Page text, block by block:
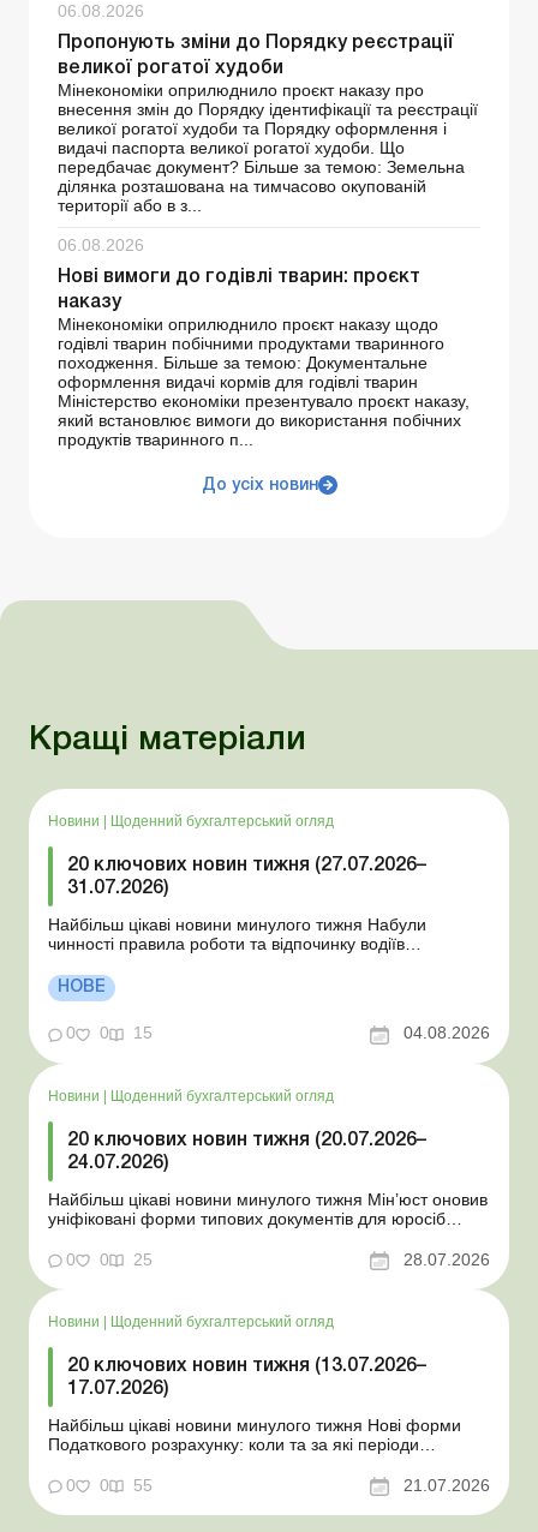
06.08.2026
Пропонують зміни до Порядку реєстрації
великої рогатої худоби
Мінекономіки оприлюднило проєкт наказу про
внесення змін до Порядку ідентифікації та реєстрації
великої рогатої худоби та Порядку оформлення і
видачі паспорта великої рогатої худоби. Що
передбачає документ? Більше за темою: Земельна
ділянка розташована на тимчасово окупованій
території або в з...
06.08.2026
Нові вимоги до годівлі тварин: проєкт
наказу
Мінекономіки оприлюднило проєкт наказу щодо
годівлі тварин побічними продуктами тваринного
походження. Більше за темою: Документальне
оформлення видачі кормів для годівлі тварин
Міністерство економіки презентувало проєкт наказу,
який встановлює вимоги до використання побічних
продуктів тваринного п...
До усіх новин
Кращі матеріали
Новини Щоденний бухгалтерський огляд
20 ключових новин тижня (27.07.2026–
31.07.2026)
Найбільш цікаві новини минулого тижня Набули
чинності правила роботи та відпочинку водіїв
стан Для сільгосппідприємств і ФОП запроваджено нові
одноразові статистичні форми З 2 серпня змінюється
порядок зарахування окремих періодів роботи до стр...
НОВЕ
0 0 15 04.08.2026
Новини | Щоденний бухгалтерський огляд
20 ключових новин тижня (20.07.2026–
24.07.2026)
Найбільш цікаві новини минулого тижня Мін’юст оновив
уніфіковані форми типових документів для юросіб
координаційного центру з організації бронювання У
працівника виявлено статус «у розшуку»: що потрібно
0 0 25 28.07.2026
Новини Щоденний бухгалтерський огляд
20 ключових новин тижня (13.07.2026–
17.07.2026)
Найбільш цікаві новини минулого тижня Нові форми
Податкового розрахунку: коли та за які періоди
відстрочки від призову під час мобілізації удосконалено
Кабмін утворив Координаційний центр з організації
бронювання військовозобов’язаних Верховна ...
0 0 55 21.07.2026